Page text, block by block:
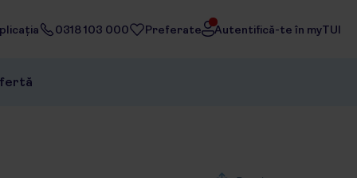
0318 103 000 Preferate Autentifică-te în myTUI